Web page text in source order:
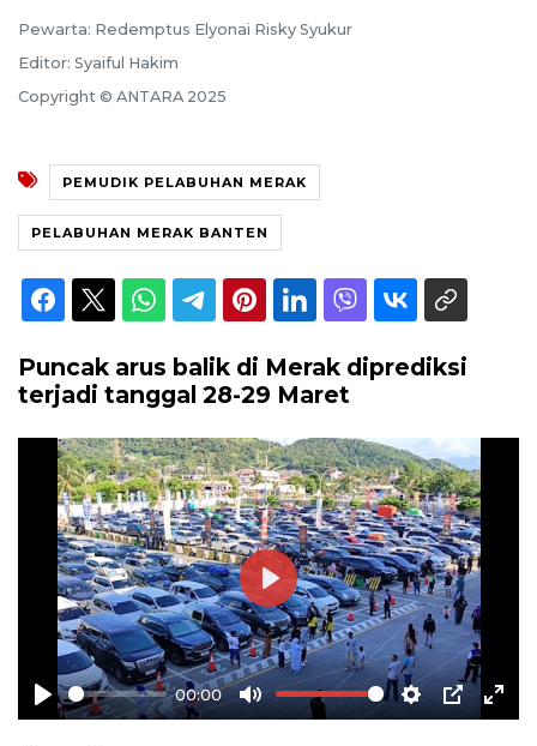
Pewarta: Redemptus Elyonai Risky Syukur
Editor: Syaiful Hakim
Copyright © ANTARA 2025
PEMUDIK PELABUHAN MERAK
PELABUHAN MERAK BANTEN
Puncak arus balik di Merak diprediksi
terjadi tanggal 28-29 Maret
Play
00:00
Mute Settings
PIP
Play